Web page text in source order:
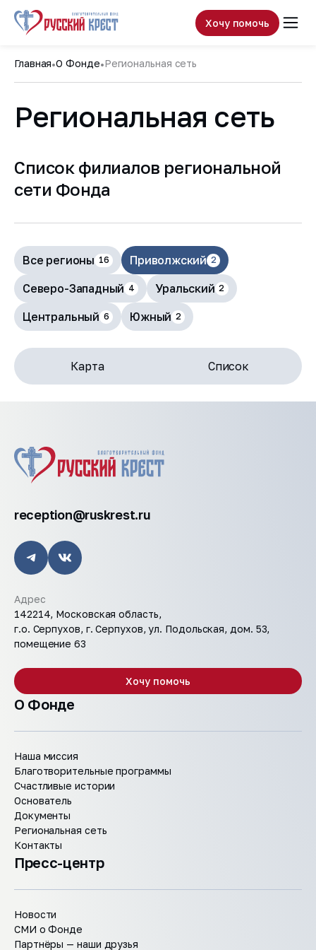
Хочу помочь
Главная О Фонде Региональная сеть
Региональная сеть
Список филиалов региональной
сети Фонда
Все регионы 16 Приволжский 2
Северо-Западный 4 Уральский 2
Центральный 6 Южный 2
Карта Список
reception@ruskrest.ru
Адрес
142214, Московская область,
г.о. Серпухов, г. Серпухов, ул. Подольская, дом. 53,
помещение 63
Хочу помочь
О Фонде
Наша миссия
Благотворительные программы
Счастливые истории
Основатель
Документы
Региональная сеть
Контакты
Пресс-центр
Новости
СМИ о Фонде
Партнёры — наши друзья